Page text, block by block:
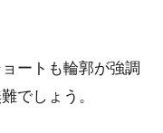
ートも輪郭が強調
でしょう。